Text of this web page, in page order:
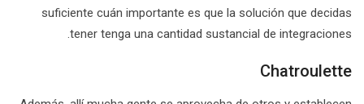
suficiente cuán importante es que la solución que decidas
tener tenga una cantidad sustancial de integraciones.
Chatroulette